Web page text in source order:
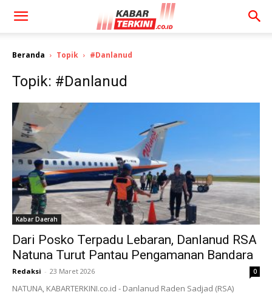
Beranda Topik #Danlanud
Topik: #Danlanud
Kabar Daerah
Dari Posko Terpadu Lebaran, Danlanud RSA
Natuna Turut Pantau Pengamanan Bandara
Redaksi - 23 Maret 2026 0
NATUNA, KABARTERKINI.co.id - Danlanud Raden Sadjad (RSA)